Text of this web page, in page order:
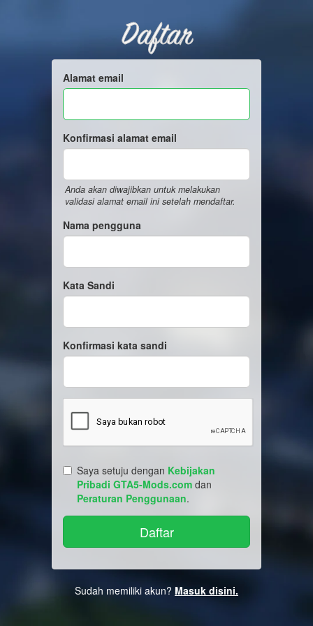
Daftar
Alamat email
Konfirmasi alamat email
Anda akan diwajibkan untuk melakukan
validasi alamat email ini setelah mendaftar.
Nama pengguna
Kata Sandi
Konfirmasi kata sandi
Saya setuju dengan Kebijakan
Pribadi GTA5-Mods.com dan
Peraturan Penggunaan.
Sudah memiliki akun? Masuk disini.